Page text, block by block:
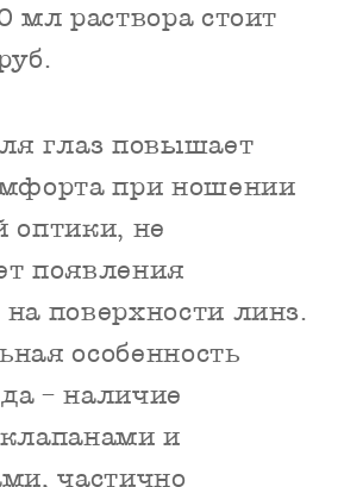
мл раствора стоит
глаз повышает
при ношении
оптики, не
появления
поверхности линз.
особенность
– наличие
и
частично